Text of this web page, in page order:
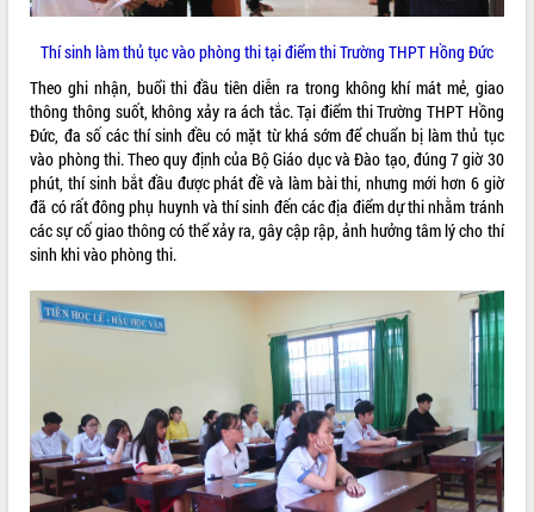
Loading the player...
Khám bệnh, cấp phát thuốc miễn phí
và tặng quà người dân xã Cư Pui
Thí sinh làm thủ tục vào phòng thi tại điểm thi Trường THPT Hồng Đức
Theo ghi nhận, buổi thi đầu tiên diễn ra trong không khí mát mẻ, giao
thông thông suốt, không xảy ra ách tắc. Tại điểm thi Trường THPT Hồng
Đức, đa số các thí sinh đều có mặt từ khá sớm để chuẩn bị làm thủ tục
vào phòng thi. Theo quy định của Bộ Giáo dục và Đào tạo, đúng 7 giờ 30
phút, thí sinh bắt đầu được phát đề và làm bài thi, nhưng mới hơn 6 giờ
đã có rất đông phụ huynh và thí sinh đến các địa điểm dự thi nhằm tránh
các sự cố giao thông có thể xảy ra, gây cập rập, ảnh hưởng tâm lý cho thí
sinh khi vào phòng thi.